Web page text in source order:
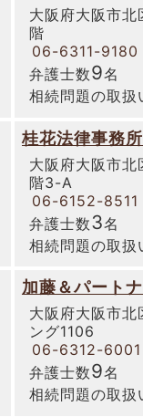
大阪府大阪市
階
06-6311-9180
弁護士数9名
相続問題の取扱
桂花法律事務所
大阪府大阪市
階3-A
06-6152-8511
弁護士数3名
相続問題の取扱
加藤＆パート
大阪府大阪市
ング1106
06-6312-6001
弁護士数9名
相続問題の取扱